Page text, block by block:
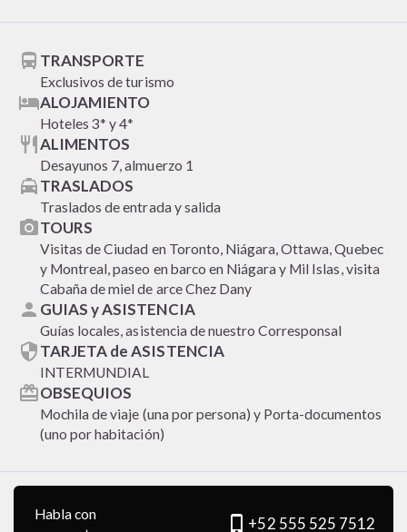
directions_bus TRANSPORTE
Exclusivos de turismo
hotelALOJAMIENTO
Hoteles 3* y 4*
restaurant ALIMENTOS
Desayunos 7, almuerzo 1
local_taxiTRASLADOS
Traslados de entrada y salida
photo_cameraTOURS
Visitas de Ciudad en Toronto, Niágara, Ottawa, Quebec
y Montreal, paseo en barco en Niágara y Mil Islas, visita
Cabaña de miel de arce Chez Dany
person GUIAS y ASISTENCIA
Guías locales, asistencia de nuestro Corresponsal
securityTARJETA de ASISTENCIA
INTERMUNDIAL
card_giftcardOBSEQUIOS
Mochila de viaje (una por persona) y Porta-documentos
(uno por habitación)
Habla con
phone_iphone +52 555 525 7512